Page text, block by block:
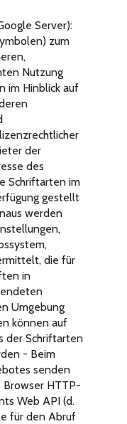
Server):
zum
Nutzung
im Hinblick auf
der
des
Schriftarten im
gestellt
werden
die für
in
Umgebung
können auf
der Schriftarten
- Beim
senden
Browser HTTP-
Web API (d.
für den Abruf